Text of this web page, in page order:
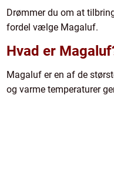
Drømmer du om at
fordel vælge Magaluf.
Hvad er
Magaluf er en af de
og varme temperaturer